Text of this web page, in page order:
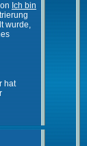
Ich bin
wurde,
hat